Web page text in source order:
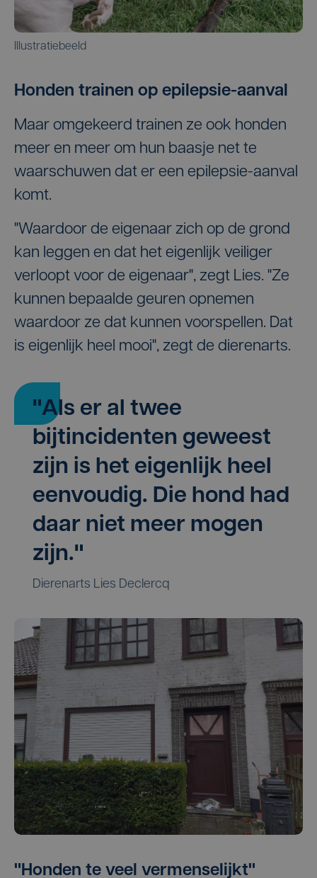
Illustratiebeeld
Honden trainen op epilepsie-aanval
Maar omgekeerd trainen ze ook honden
meer en meer om hun baasje net te
waarschuwen dat er een epilepsie-aanval
komt.
"Waardoor de eigenaar zich op de grond
kan leggen en dat het eigenlijk veiliger
verloopt voor de eigenaar", zegt Lies. "Ze
kunnen bepaalde geuren opnemen
waardoor ze dat kunnen voorspellen. Dat
is eigenlijk heel mooi", zegt de dierenarts.
"Als er al twee
bijtincidenten geweest
zijn is het eigenlijk heel
eenvoudig. Die hond had
daar niet meer mogen
zijn."
Dierenarts Lies Declercq
"Honden te veel vermenselijkt"